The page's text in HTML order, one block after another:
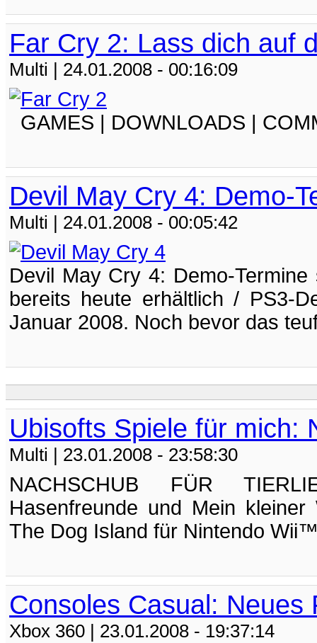
Far Cry 2: Lass dich auf
Multi | 24.01.2008 - 00:16:09
GAMES | DOWNLOADS |
Devil May Cry 4: Demo-
Multi | 24.01.2008 - 00:05:42
Devil May Cry 4: Demo-
bereits heute erhältlich / PS3-
Januar 2008. Noch bevor das
Ubisofts Spiele für mich:
Multi | 23.01.2008 - 23:58:30
NACHSCHUB FÜR
Hasenfreunde und Mein
The Dog Island für Nintendo
Consoles Casual: Neues
Xbox 360 | 23.01.2008 - 19:37:14